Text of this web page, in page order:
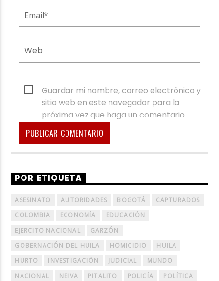
Guardar mi nombre, correo electrónico y
sitio web en este navegador para la
próxima vez que haga un comentario.
POR ETIQUETA
ASESINATO AUTORIDADES BOGOTÁ
CAPTURADOS
COLOMBIA
ECONOMÍA
EDUCACIÓN
EJERCITO NACIONAL
GARZÓN
GOBERNACIÓN DEL HUILA
HOMICIDIO
HUILA
HURTO
INVESTIGACIÓN JUDICIAL
MUNDO
NACIONAL
NEIVA PITALITO POLICÍA
POLÍTICA